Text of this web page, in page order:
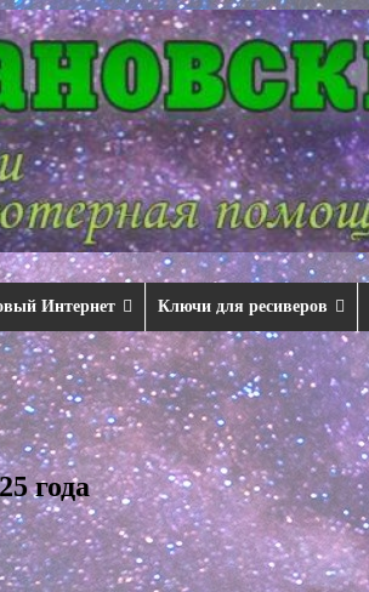
Интернет Ключи для ресиверов
года